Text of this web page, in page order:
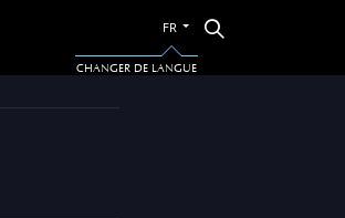
CHANGER DE LANGUE
Passer
à
l’autre
FR